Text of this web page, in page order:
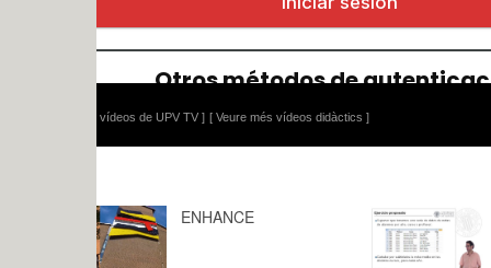
vídeos de UPV TV ] [ Veure més vídeos didàctics ]
ENHANCE Ejercicio